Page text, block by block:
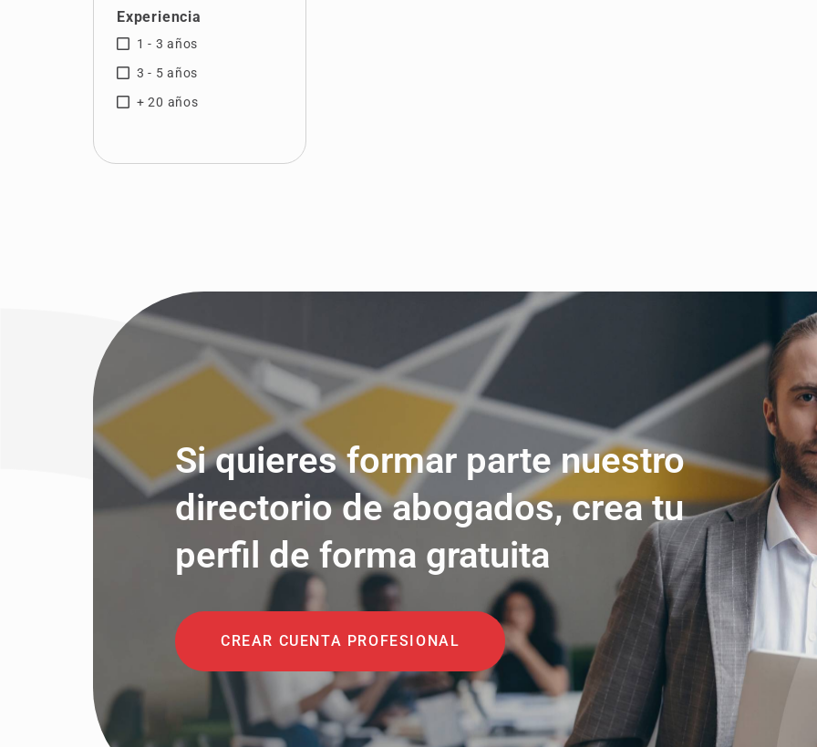
Tenerife
Valencia
Valladolid
Vizcaya
Zaragoza
Experiencia
1 - 3 años
3 - 5 años
+ 20 años
Si quieres formar parte nuestro
directorio de abogados, crea tu
perfil de forma gratuita
CREAR CUENTA PROFESIONAL